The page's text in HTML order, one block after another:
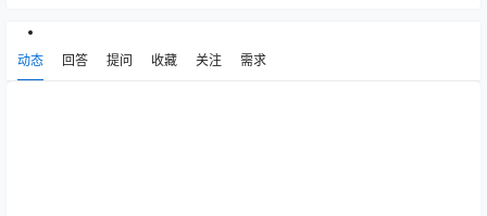
动态 回答 提问 收藏 关注 需求